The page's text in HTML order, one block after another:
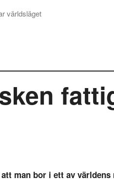
världsläget
man bor i ett av